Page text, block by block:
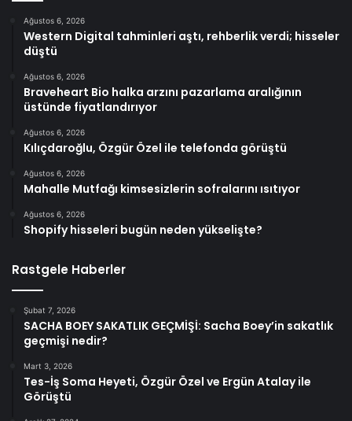
Ağustos 6, 2026
Western Digital tahminleri aştı, rehberlik verdi; hisseler
düştü
Ağustos 6, 2026
Braveheart Bio halka arzını pazarlama aralığının
üstünde fiyatlandırıyor
Ağustos 6, 2026
Kılıçdaroğlu, Özgür Özel ile telefonda görüştü
Ağustos 6, 2026
Mahalle Mutfağı kimsesizlerin sofralarını ısıtıyor
Ağustos 6, 2026
Shopify hisseleri bugün neden yükselişte?
Rastgele Haberler
Şubat 7, 2026
SACHA BOEY SAKATLIK GEÇMİŞİ: Sacha Boey’in sakatlık
geçmişi nedir?
Mart 3, 2026
Tes-İş Soma Heyeti, Özgür Özel ve Ergün Atalay ile
Görüştü